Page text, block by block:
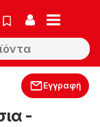
Εγγραφή
-